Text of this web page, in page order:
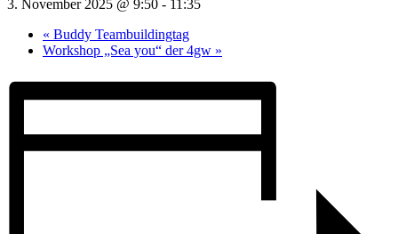
3. November 2025 @ 9:50 - 11:35
« Buddy Teambuildingtag
Workshop „Sea you“ der 4gw »